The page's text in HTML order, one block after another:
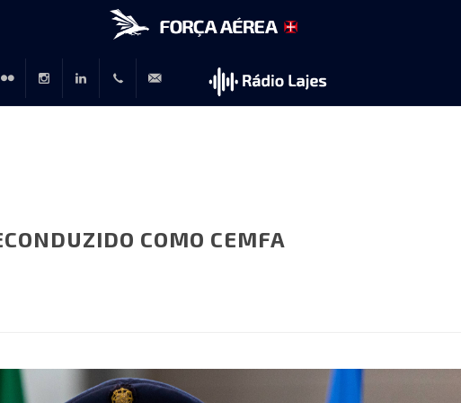
COMO CEMFA